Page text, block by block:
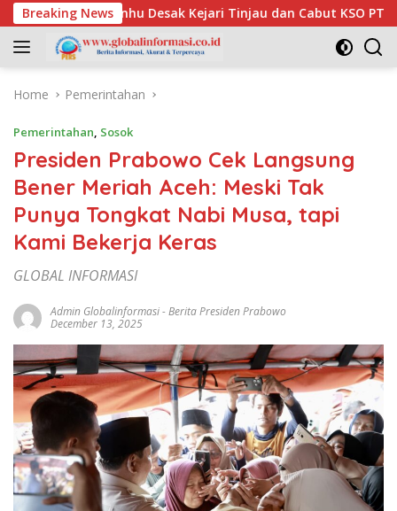
Skip
to
content
Breaking News
Inhu Desak Kejari Tinjau dan Cabut KSO PT PAS
Home Pemerintahan
Pemerintahan, Sosok
Presiden Prabowo Cek Langsung
Bener Meriah Aceh: Meski Tak
Punya Tongkat Nabi Musa, tapi
Kami Bekerja Keras
GLOBAL INFORMASI
Admin Globalinformasi-Berita Presiden Prabowo
December 13, 2025